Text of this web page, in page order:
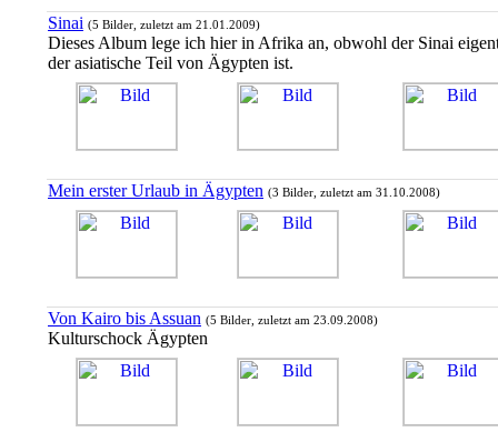
Sinai (5 Bilder, zuletzt am 21.01.2009)
Dieses Album lege ich hier in Afrika an, obwohl der Sinai
der asiatische Teil von Ägypten ist.
Mein erster Urlaub in Ägypten (3 Bilder, zuletzt am 31.10.2008)
Von Kairo bis Assuan (5 Bilder, zuletzt am 23.09.2008)
Kulturschock Ägypten